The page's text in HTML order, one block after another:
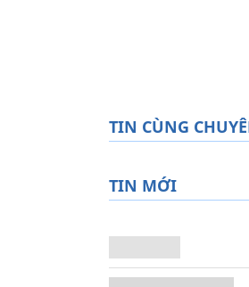
TIN CÙNG
TIN MỚI